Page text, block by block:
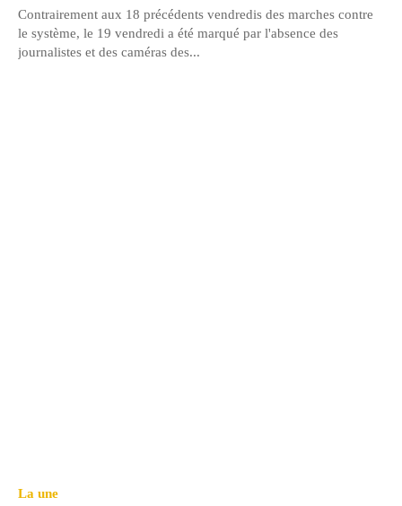
Contrairement aux 18 précédents vendredis des marches contre
le système, le 19 vendredi a été marqué par l'absence des
journalistes et des caméras des...
La une